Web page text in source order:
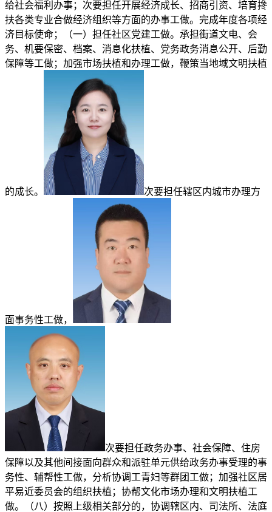
给社会福利办事；次要担任开展经济成长、招商引资、培育搀
扶各类专业合做经济组织等方面的办事工做。完成年度各项经
济目标使命；（一）担任社区党建工做。承担街道文电、会
务、机要保密、档案、消息化扶植、党务政务消息公开、后勤
保障等工做；加强市场扶植和办理工做，鞭策当地域文明扶植
的成长。 次要担任辖区内城市办理方
面事务性工做，
次要担任政务办事、社会保障、住房
保障以及其他间接面向群众和派驻单元供给政务办事受理的事
务性、辅帮性工做，分析协调工青妇等群团工做；加强社区居
平易近委员会的组织扶植；协帮文化市场办理和文明扶植工
做。（八）按照上级相关部分的，协调辖区内、司法所、法庭